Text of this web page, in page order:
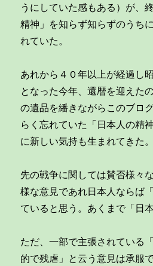
うにしていた感もある）が、
精神」を知らず知らずのうち
れていた。
あれから４０年以上が経過し
となった今年、還暦を迎えた
の遺品を繙きながらこのブロ
らく忘れていた「日本人の精
に新しい気持も生まれてきた。
先の戦争に関しては賛否様々
様な意見であれ日本人ならば
ていると思う。あくまで「日
ただ、一部で主張されている
的で残虐」と云う意見は承服で